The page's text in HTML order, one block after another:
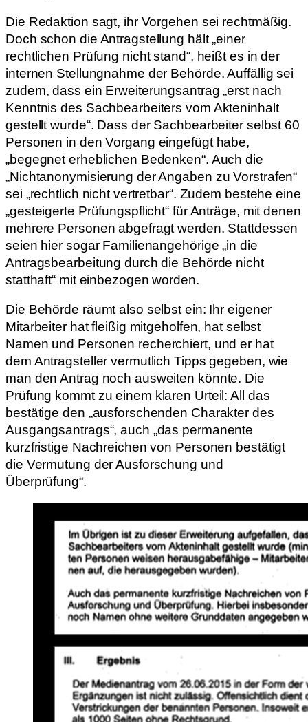
Die Redaktion sagt, ihr Vorgehen sei rechtmäßig.
Doch schon die Antragstellung hält „einer
rechtlichen Prüfung nicht stand“, heißt es in der
internen Stellungnahme der Behörde. Auffällig sei
zudem, dass ein Erweiterungsantrag „erst nach
Kenntnis des Sachbearbeiters vom Akteninhalt
gestellt wurde“. Dass der Sachbearbeiter selbst 60
Personen in den Vorgang eingefügt habe,
„begegnet erheblichen Bedenken“. Auch die
„Nichtanonymisierung der Angaben zu Vorstrafen“
sei „rechtlich nicht vertretbar“. Zudem bestehe eine
„gesteigerte Prüfungspflicht“ für Anträge, mit denen
mehrere Personen abgefragt werden. Stattdessen
seien hier sogar Familienangehörige „in die
Antragsbearbeitung durch die Behörde nicht
statthaft“ mit einbezogen worden.
Die Behörde räumt also selbst ein: Ihr eigener
Mitarbeiter hat fleißig mitgeholfen, hat selbst
Namen und Personen recherchiert, und er hat
dem Antragsteller vermutlich Tipps gegeben, wie
man den Antrag noch ausweiten könnte. Die
Prüfung kommt zu einem klaren Urteil: All das
bestätige den „ausforschenden Charakter des
Ausgangsantrags“, auch „das permanente
kurzfristige Nachreichen von Personen bestätigt
die Vermutung der Ausforschung und
Überprüfung“.